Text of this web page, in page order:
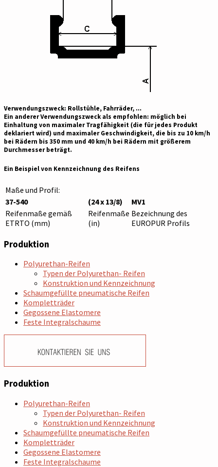
Verwendungszweck: Rollstühle, Fahrräder, ...
Ein anderer Verwendungszweck als empfohlen: möglich bei
Einhaltung von maximaler Tragfähigkeit (die für jedes Produkt
deklariert wird) und maximaler Geschwindigkeit, die bis zu 10 km/h
bei Rädern bis 350 mm und 40 km/h bei Rädern mit größerem
Durchmesser beträgt.
Ein Beispiel von Kennzeichnung des Reifens
Maße und Profil:
37-540
(24 x 13/8)
MV1
Reifenmaße gemäß
ETRTO (mm)
Reifenmaße
(in)
Bezeichnung des
EUROPUR Profils
Produktion
Polyurethan-Reifen
Typen der Polyurethan- Reifen
Konstruktion und Kennzeichnung
Schaumgefüllte pneumatische Reifen
Kompletträder
Gegossene Elastomere
Feste Integralschaume
Produktion
Polyurethan-Reifen
Typen der Polyurethan- Reifen
Konstruktion und Kennzeichnung
Schaumgefüllte pneumatische Reifen
Kompletträder
Gegossene Elastomere
Feste Integralschaume